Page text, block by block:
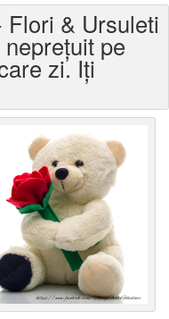
Flori & Ursuleti
pe
zi. Iți